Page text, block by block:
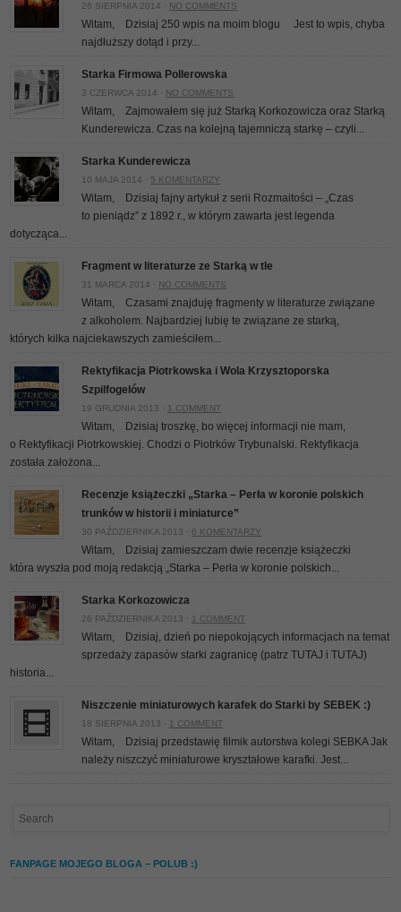
26 SIERPNIA 2014 · NO COMMENTS
Witam, Dzisiaj 250 wpis na moim blogu
Jest to wpis, chyba
najdłuższy dotąd i przy...
Starka Firmowa Pollerowska
3 CZERWCA 2014 · NO COMMENTS
Witam, Zajmowałem się już Starką Korkozowicza oraz Starką
Kunderewicza. Czas na kolejną tajemniczą starkę – czyli...
Starka Kunderewicza
10 MAJA 2014 · 5 KOMENTARZY
Witam, Dzisiaj fajny artykuł z serii Rozmaitości – „Czas
to pieniądz” z 1892 r., w którym zawarta jest legenda
dotycząca...
Fragment w literaturze ze Starką w tle
31 MARCA 2014 · NO COMMENTS
Witam, Czasami znajduję fragmenty w literaturze związane
z alkoholem. Najbardziej lubię te związane ze starką,
których kilka najciekawszych zamieściłem...
Rektyfikacja Piotrkowska i Wola Krzysztoporska
Szpilfogelów
19 GRUDNIA 2013 · 1 COMMENT
Witam, Dzisiaj troszkę, bo więcej informacji nie mam,
o Rektyfikacji Piotrkowskiej. Chodzi o Piotrków Trybunalski. Rektyfikacja
została założona...
Recenzje książeczki „Starka – Perła w koronie polskich
trunków w historii i miniaturce”
30 PAŹDZIERNIKA 2013 · 6 KOMENTARZY
Witam, Dzisiaj zamieszczam dwie recenzje książeczki
która wyszła pod moją redakcją „Starka – Perła w koronie polskich...
Starka Korkozowicza
26 PAŹDZIERNIKA 2013 · 1 COMMENT
Witam, Dzisiaj, dzień po niepokojących informacjach na temat
sprzedaży zapasów starki zagranicę (patrz TUTAJ i TUTAJ)
historia...
Niszczenie miniaturowych karafek do Starki by SEBEK :)
18 SIERPNIA 2013 · 1 COMMENT
Witam, Dzisiaj przedstawię filmik autorstwa kolegi SEBKA Jak
należy niszczyć miniaturowe kryształowe karafki. Jest...
FANPAGE MOJEGO BLOGA – POLUB :)